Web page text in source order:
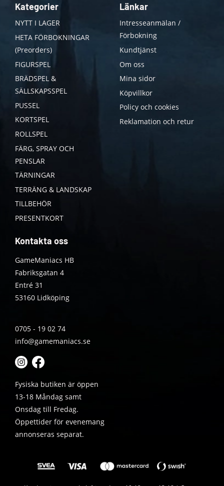
Kategorier
NYTT I LAGER
HETA FÖRBOKNINGAR
(Preorders)
FIGURSPEL
BRÄDSPEL &
SÄLLSKAPSSPEL
PUSSEL
KORTSPEL
ROLLSPEL
FÄRG, SPRAY OCH
PENSLAR
TÄRNINGAR
TERRÄNG & LANDSKAP
TILLBEHÖR
PRESENTKORT
Länkar
Intresseanmälan /
Förbokning
Kundtjänst
Om oss
Mina sidor
Köpvillkor
Policy och cookies
Reklamation och retur
Kontakta oss
GameManiacs HB
Fabriksgatan 4
Entré 31
53160 Lidköping
0705 - 19 02 74
info@gamemaniacs.se
Fysiska butiken är öppen
13-18 Måndag samt
Onsdag till Fredag.
Öppettider för evenemang
annonseras separat.